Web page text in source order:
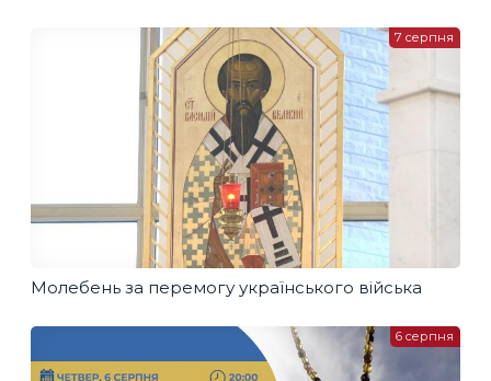
Молебень за перемогу українського війська
7 серпня
6 серпня